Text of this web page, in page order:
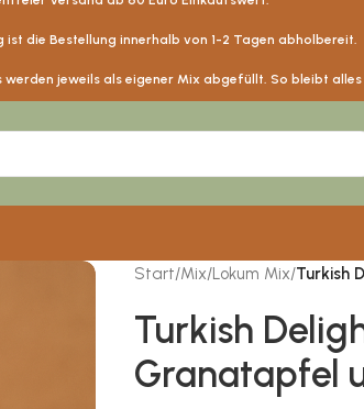
ist die Bestellung innerhalb von 1-2 Tagen abholbereit.
jeweils als eigener Mix abgefüllt. So bleibt
Start/Mix/Lokum Mix/Turkish
Turkish
Granatapfel